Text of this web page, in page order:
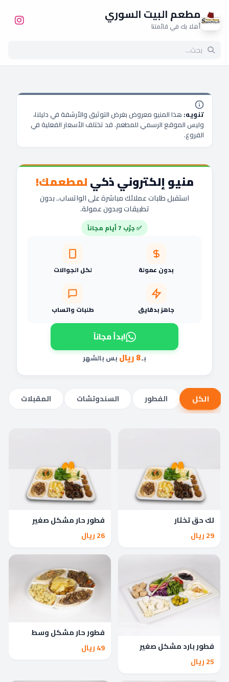
مطعم البيت السوري
أهلا بك في قائمتنا
تنويه: هذا المنيو معروض بغرض التوثيق والأرشفة في دليلنا،
وليس الموقع الرسمي للمطعم. قد تختلف الأسعار الفعلية في
الفروع.
منيو إلكتروني ذكيلمطعمك!
استقبل طلبات عملائك مباشرة على الواتساب.. بدون
تطبيقات وبدون عمولة.
✅ جرّب 7 أيام مجاناً
بدون عمولة لكل الجوالات
جاهز بدقايق طلبات واتساب
ابدأ مجاناً
بـ8 ريال بس بالشهر
الكل الفطور السندوتشات المقبلات
لك حق تختار
29 ريال
فطور حار مشكل صغير
26 ريال
فطور بارد مشكل صغير
25 ريال
فطور حار مشكل وسط
49 ريال